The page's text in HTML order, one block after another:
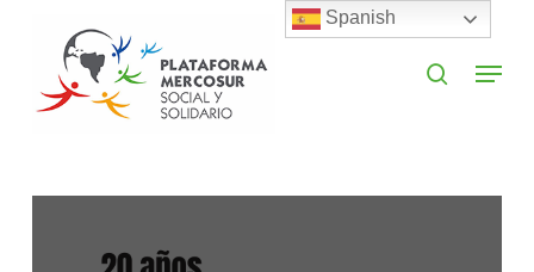
content
Menu
Close
Spanish